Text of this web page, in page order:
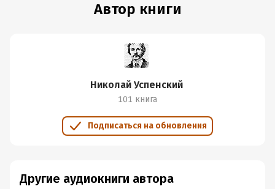
Автор книги
Николай Успенский
101 книга
Подписаться на обновления
Другие аудиокниги автора